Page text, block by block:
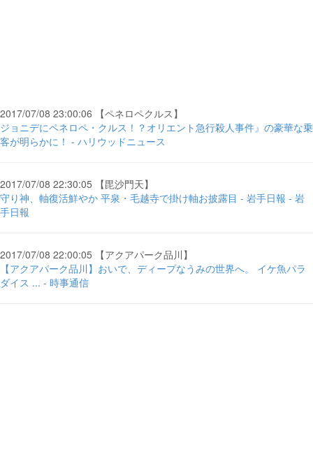
2017/07/08 23:00:06 【ペネロペクルス】
ジョニデにペネロペ・クルス！？オリエント急行殺人事件』の豪華な乗
客が明らかに！ - ハリウッドニュース
2017/07/08 22:30:05 【毘沙門天】
守り神、軸復活鮮やか 平泉・毛越寺で掛け軸お披露目 - 岩手日報 - 岩
手日報
2017/07/08 22:00:05 【アクアパーク品川】
【アクアパーク品川】おいで、ディープなうみの世界へ。 イケ魚パラ
ダイス ... - 時事通信